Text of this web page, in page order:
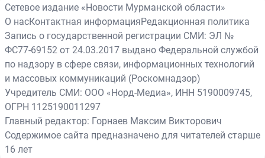
Сетевое издание «Новости Мурманской области»
О насКонтактная информацияРедакционная политика
Запись о государственной регистрации СМИ: ЭЛ №
ФС77-69152 от 24.03.2017 выдано Федеральной службой
по надзору в сфере связи, информационных технологий
и массовых коммуникаций (Роскомнадзор)
Учредитель СМИ: ООО «Норд-Медиа», ИНН 5190009745,
ОГРН 1125190011297
Главный редактор: Горнаев Максим Викторович
Содержимое сайта предназначено для читателей старше
16 лет